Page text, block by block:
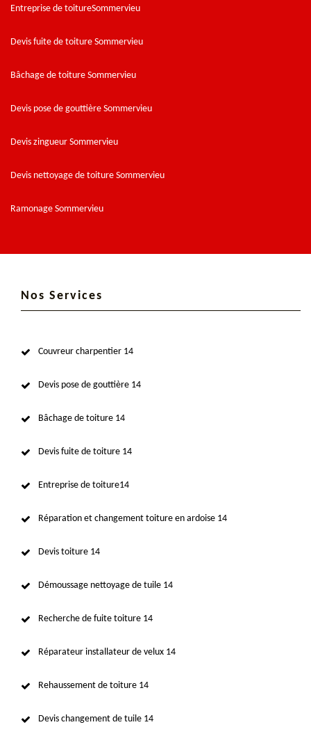
Entreprise de toitureSommervieu
Devis fuite de toiture Sommervieu
Bâchage de toiture Sommervieu
Devis pose de gouttière Sommervieu
Devis zingueur Sommervieu
Devis nettoyage de toiture Sommervieu
Ramonage Sommervieu
Nos Services
Couvreur charpentier 14
Devis pose de gouttière 14
Bâchage de toiture 14
Devis fuite de toiture 14
Entreprise de toiture14
Réparation et changement toiture en ardoise 14
Devis toiture 14
Démoussage nettoyage de tuile 14
Recherche de fuite toiture 14
Réparateur installateur de velux 14
Rehaussement de toiture 14
Devis changement de tuile 14